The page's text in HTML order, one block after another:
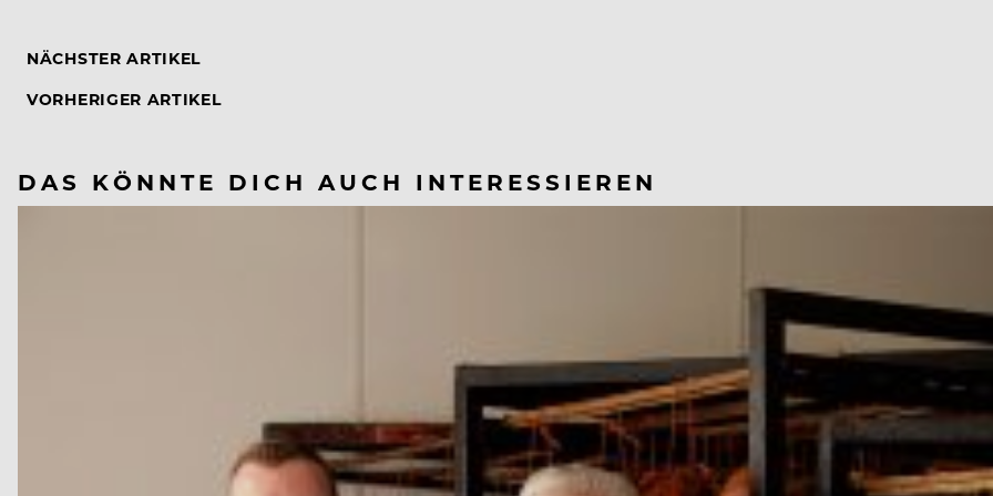
NÄCHSTER ARTIKEL
VORHERIGER ARTIKEL
DAS KÖNNTE DICH AUCH INTERESSIEREN